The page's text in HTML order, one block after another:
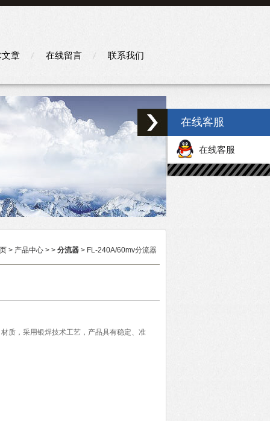
章 在线留言 联系我们
> 产品中心 > > 分流器 > FL-240A/60mv分流器
质，采用银焊技术工艺，产品具有稳定、准
在线客服
在线客服